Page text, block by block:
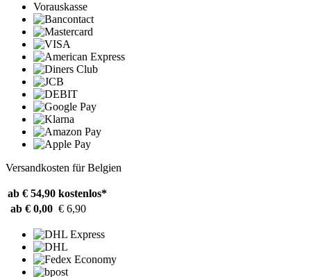
Vorauskasse
Versandkosten für Belgien
ab € 54,90 kostenlos*
ab € 0,00 € 6,90